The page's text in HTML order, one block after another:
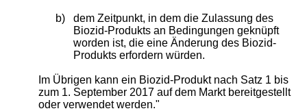
b)
dem Zeitpunkt, in dem die Zulassung des
Biozid-Produkts an Bedingungen geknüpft
worden ist, die eine Änderung des Biozid-
Produkts erfordern würden.
Im Übrigen kann ein Biozid-Produkt nach Satz 1 bis
zum 1. September 2017 auf dem Markt bereitgestellt
oder verwendet werden."